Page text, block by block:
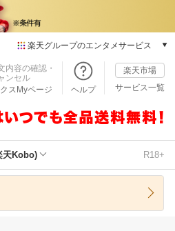
楽天グループのエンタメサービス
本/ゲーム/CD/DVD
楽天ブックス
楽天Kobo
楽天ミュージック
楽天TV
内容の確認・
ンセル
スMyページ
ヘルプ
楽天市場
サービス一覧
天Kobo) R18+